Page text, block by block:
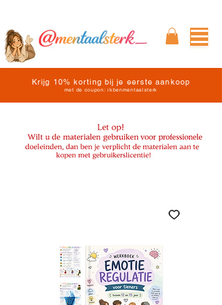
Krijg 10% korting bij je eerste aankoop
met de coupon: ikbenmentaalsterk